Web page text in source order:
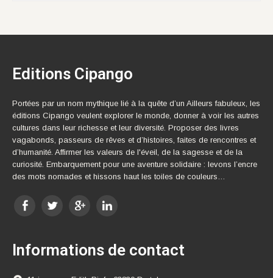
Editions Cipango
Portées par un nom mythique lié à la quête d’un Ailleurs fabuleux, les
éditions Cipango veulent explorer le monde, donner à voir les autres
cultures dans leur richesse et leur diversité. Proposer des livres
vagabonds, passeurs de rêves et d’histoires, faites de rencontres et
d’humanité. Affirmer les valeurs de l'éveil, de la sagesse et de la
curiosité. Embarquement pour une aventure solidaire : levons l’encre
des mots nomades et hissons haut les toiles de couleurs…
Informations de contact